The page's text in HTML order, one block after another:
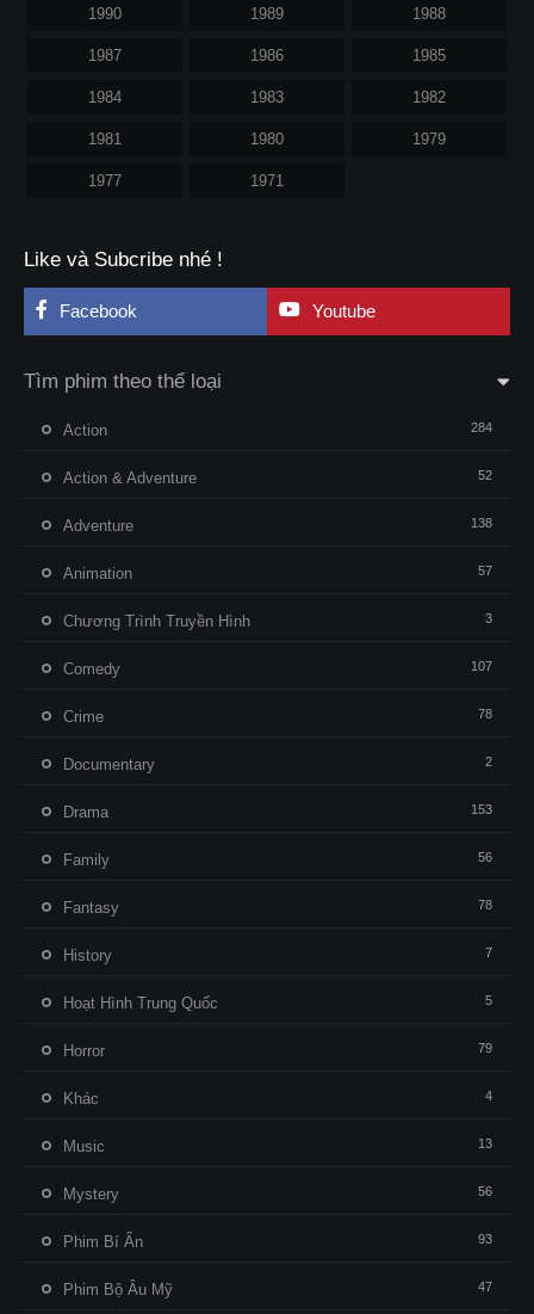
1990 1989 1988
1987 1986 1985
1984 1983 1982
1981 1980 1979
1977 1971
Like và Subcribe nhé !
Facebook Youtube
Tìm phim theo thể loại
Action 284
Action & Adventure 52
Adventure 138
Animation 57
Chương Trình Truyền Hình 3
Comedy 107
Crime 78
Documentary 2
Drama 153
Family 56
Fantasy 78
History 7
Hoạt Hình Trung Quốc 5
Horror 79
Khác 4
Music 13
Mystery 56
Phim Bí Ẩn 93
Phim Bộ Âu Mỹ 47